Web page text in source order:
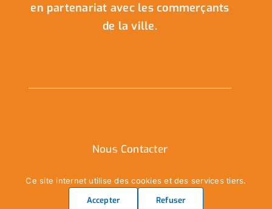
en partenariat avec les commerçants
de la ville.
Nous Contacter
Ville de Coudekerque-Branche
Ce site internet utilise des cookies et des services tiers.
Accepter Refuser